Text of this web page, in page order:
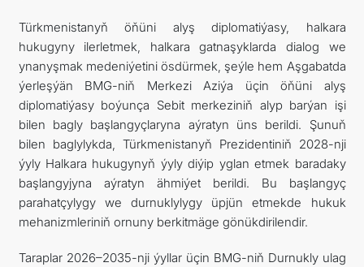
Türkmenistanyň öňüni alyş diplomatiýasy, halkara
hukugyny ilerletmek, halkara gatnaşyklarda dialog we
ynanyşmak medeniýetini ösdürmek, şeýle hem Aşgabatda
ýerleşýän BMG-niň Merkezi Aziýa üçin öňüni alyş
diplomatiýasy boýunça Sebit merkeziniň alyp barýan işi
bilen bagly başlangyçlaryna aýratyn üns berildi. Şunuň
bilen baglylykda, Türkmenistanyň Prezidentiniň 2028-nji
ýyly Halkara hukugynyň ýyly diýip yglan etmek baradaky
başlangyjyna aýratyn ähmiýet berildi. Bu başlangyç
parahatçylygy we durnuklylygy üpjün etmekde hukuk
mehanizmleriniň ornuny berkitmäge gönükdirilendir.
Taraplar 2026–2035-nji ýyllar üçin BMG-niň Durnukly ulag